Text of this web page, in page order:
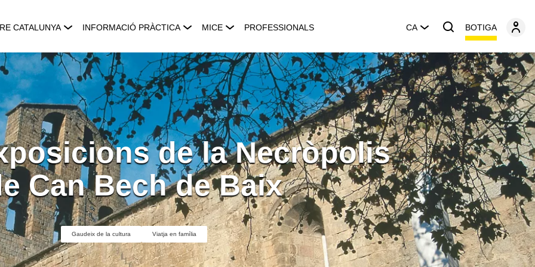
CATALUNYA INFORMACIÓ PRÀCTICA MICE PROFESSIONALS CA BOTIGA
de la Necròpolis
Can Bech de Baix
Gaudeix de la cultura Viatja en família